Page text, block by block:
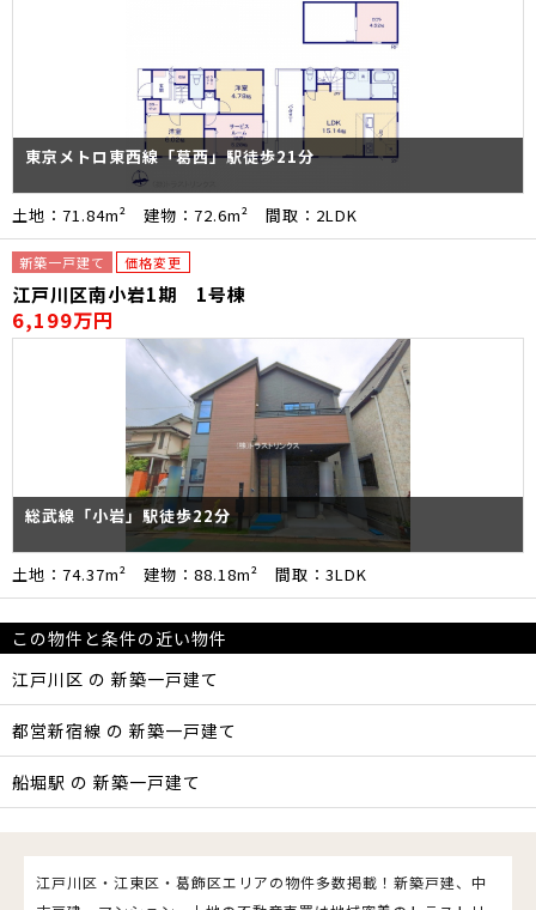
東京メトロ東西線「葛西」駅徒歩21分
土地：71.84m² 建物：72.6m² 間取：2LDK
新築一戸建て 価格変更
江戸川区南小岩1期 1号棟
6,199万円
総武線「小岩」駅徒歩22分
土地：74.37m² 建物：88.18m² 間取：3LDK
この物件と条件の近い物件
江戸川区 の 新築一戸建て
都営新宿線 の 新築一戸建て
船堀駅 の 新築一戸建て
江戸川区・江東区・葛飾区エリアの物件多数掲載！新築戸建、中